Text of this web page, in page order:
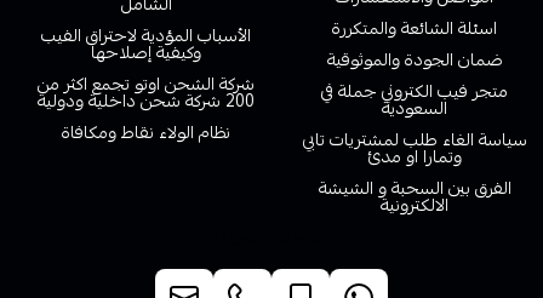
اسئلة الشائعة والمتكررة
ضمان الجودة والموثوقية
متجر فيب الكتروني جملة في
السعودية
سياسة الغاء طلب لمشتريات تابي
وتمارا او مدئ
الفرق بين السحبة و الشيشة
الالكترونية
الأسباب المؤدية لاحتراق الفيب
وكيفية إصلاحها
شركة الشحن اوتو تجمع اكثر من
200 شركة شحن داخلية ودولية
نظام الولاء نقاط ومكافاة